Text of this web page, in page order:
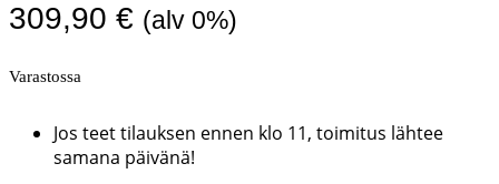
309,90 € (alv 0%)
Varastossa
Jos teet tilauksen ennen klo 11, toimitus lähtee
samana päivänä!